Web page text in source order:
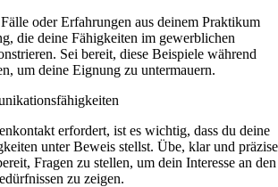
oder Erfahrungen aus deinem Praktikum
die deine Fähigkeiten im gewerblichen
Sei bereit, diese Beispiele während
um deine Eignung zu untermauern.
erfordert, ist es wichtig, dass du deine
unter Beweis stellst. Übe, klar und präzise
Fragen zu stellen, um dein Interesse an den
zu zeigen.